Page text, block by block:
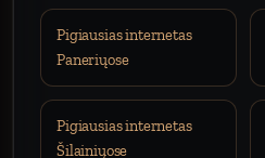
Pigiausias internetas
Paneriųose
Pigiausias internetas
Šilainiųose